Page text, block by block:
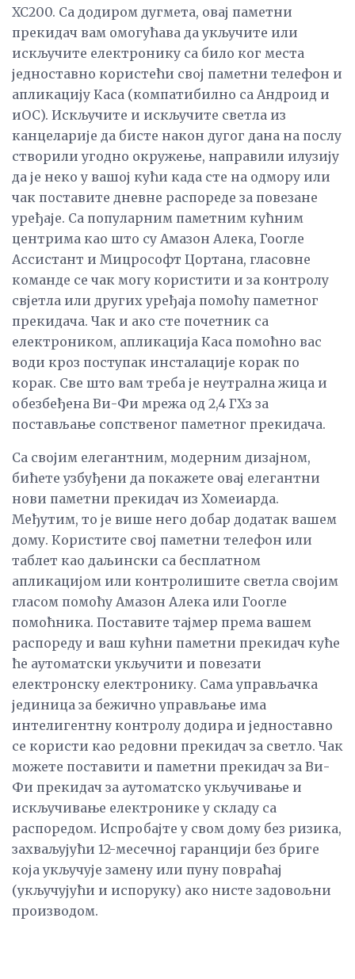
ХС200. Са додиром дугмета, овај паметни
прекидач вам омогућава да укључите или
искључите електронику са било ког места
једноставно користећи свој паметни телефон и
апликацију Каса (компатибилно са Андроид и
иОС). Искључите и искључите светла из
канцеларије да бисте након дугог дана на послу
створили угодно окружење, направили илузију
да је неко у вашој кући када сте на одмору или
чак поставите дневне распореде за повезане
уређаје. Са популарним паметним кућним
центрима као што су Амазон Алека, Гоогле
Ассистант и Мицрософт Цортана, гласовне
команде се чак могу користити и за контролу
свјетла или других уређаја помоћу паметног
прекидача. Чак и ако сте почетник са
електроником, апликација Каса помоћно вас
води кроз поступак инсталације корак по
корак. Све што вам треба је неутрална жица и
обезбеђена Ви-Фи мрежа од 2,4 ГХз за
постављање сопственог паметног прекидача.
Са својим елегантним, модерним дизајном,
бићете узбуђени да покажете овај елегантни
нови паметни прекидач из Хомеиарда.
Међутим, то је више него добар додатак вашем
дому. Користите свој паметни телефон или
таблет као даљински са бесплатном
апликацијом или контролишите светла својим
гласом помоћу Амазон Алека или Гоогле
помоћника. Поставите тајмер према вашем
распореду и ваш кућни паметни прекидач куће
ће аутоматски укључити и повезати
електронску електронику. Сама управљачка
јединица за бежично управљање има
интелигентну контролу додира и једноставно
се користи као редовни прекидач за светло. Чак
можете поставити и паметни прекидач за Ви-
Фи прекидач за аутоматско укључивање и
искључивање електронике у складу са
распоредом. Испробајте у свом дому без ризика,
захваљујући 12-месечној гаранцији без бриге
која укључује замену или пуну повраћај
(укључујући и испоруку) ако нисте задовољни
производом.